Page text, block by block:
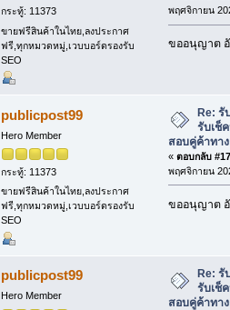
กระทู้: 11373
ขายฟรีสินค้าในไทย,ลงประกาศ
ฟรี,ทุกหมวดหมู่,เวบบอร์ดรองรับ
SEO
พฤศจิกายน
ขออนุญาต
publicpost99
Hero Member
กระทู้: 11373
ขายฟรีสินค้าในไทย,ลงประกาศ
ฟรี,ทุกหมวดหมู่,เวบบอร์ดรองรับ
SEO
Re: รั
รับเช็
สอบคู่ค้าทา
« ตอบกลับ
พฤศจิกายน
ขออนุญาต
publicpost99
Hero Member
Re: รั
รับเช็
สอบคู่ค้าทา